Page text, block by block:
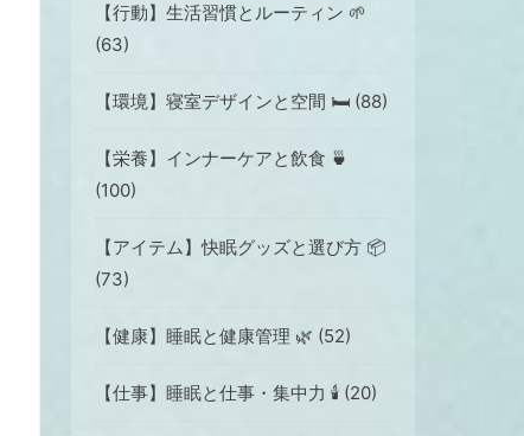
【行動】生活習慣とルーティン 🌱
(63)
【環境】寝室デザインと空間 🛏 (88)
【栄養】インナーケアと飲食 🍵
(100)
【アイテム】快眠グッズと選び方 📦
(73)
【健康】睡眠と健康管理 🌿 (52)
【仕事】睡眠と仕事・集中力 🕯️ (20)